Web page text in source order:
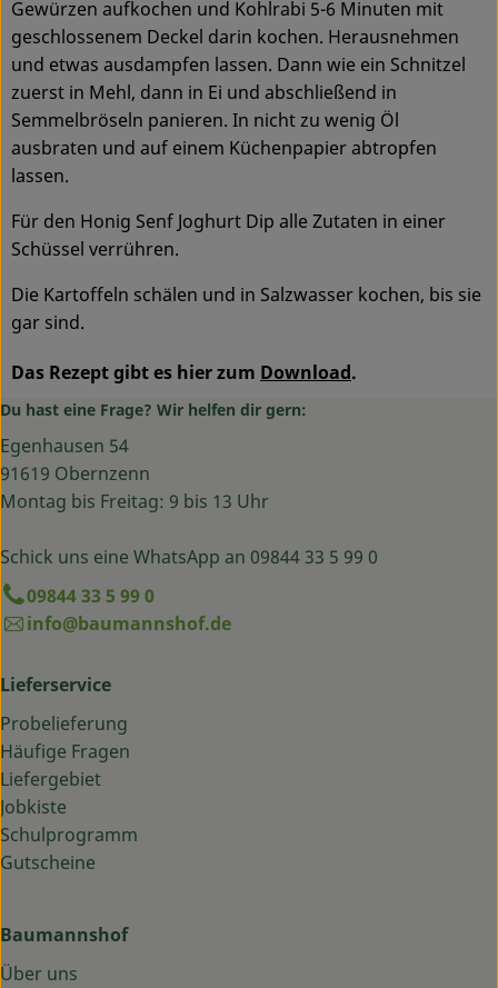
Gewürzen aufkochen und Kohlrabi 5-6 Minuten mit
geschlossenem Deckel darin kochen. Herausnehmen
und etwas ausdampfen lassen. Dann wie ein Schnitzel
zuerst in Mehl, dann in Ei und abschließend in
Semmelbröseln panieren. In nicht zu wenig Öl
ausbraten und auf einem Küchenpapier abtropfen
lassen.
Für den Honig Senf Joghurt Dip alle Zutaten in einer
Schüssel verrühren.
Die Kartoffeln schälen und in Salzwasser kochen, bis sie
gar sind.
Das Rezept gibt es hier zum Download.
Du hast eine Frage? Wir helfen dir gern:
Egenhausen 54
91619 Obernzenn
Montag bis Freitag: 9 bis 13 Uhr
Schick uns eine WhatsApp an 09844 33 5 99 0
09844 33 5 99 0
info@baumannshof.de
Lieferservice
Probelieferung
Häufige Fragen
Liefergebiet
Jobkiste
Schulprogramm
Gutscheine
Baumannshof
Über uns